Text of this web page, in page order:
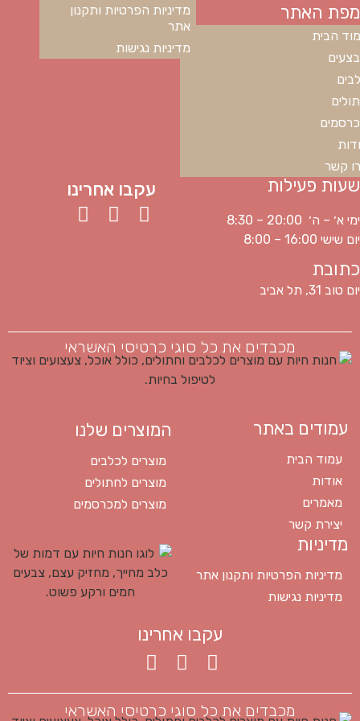
מפת האתר
הבית
קשר
מדיניות הפרטיות ותקנון
אתר
מדיניות נגישות
שעות פעילות
ימי א׳ – ה׳ 20:00 – 8:30
יום שישי 16:00 – 8:00
כתובת
יום טוב 31, תל אביב
עקבו אחרינו
מכבדים את כל סוגי כרטיסי האשראי
עמודים באתר
עמוד הבית
אודות
מאמרים
יצירת קשר
המוצרים שלנו
מוצרים לכלבים
מוצרים לחתולים
מוצרים למכרסמים
מדיניות
מדיניות הפרטיות ותקנון אתר
מדיניות נגישות
עקבו אחרינו
מכבדים את כל סוגי כרטיסי האשראי